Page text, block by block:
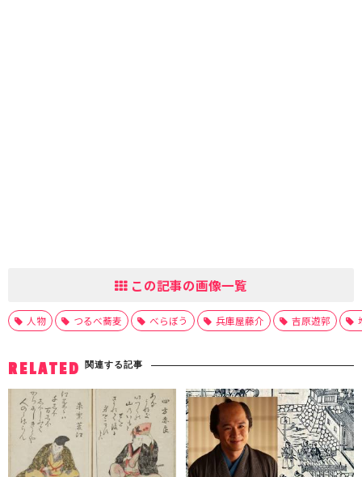
この記事の画像一覧
人物 つるべ蕎麦 べらぼう 兵庫屋藤介 吉原遊郭
RELATED 関連する記事